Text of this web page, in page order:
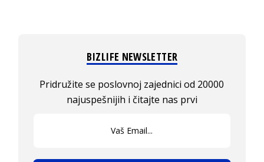
BIZLIFE NEWSLETTER
Pridružite se poslovnoj zajednici od 20000
najuspešnijih i čitajte nas prvi